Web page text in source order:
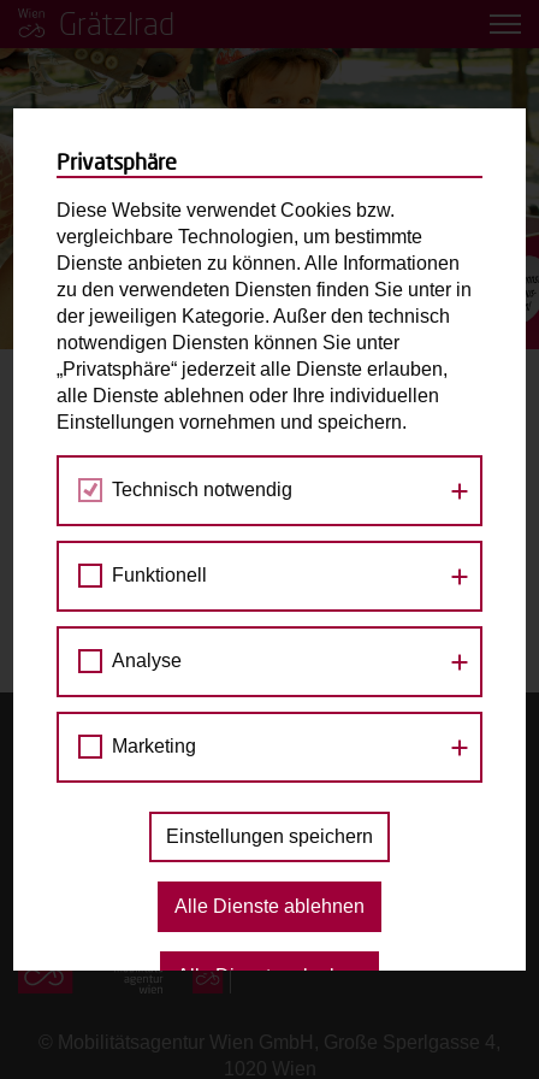
Grätzlrad
velo.wien
11.03.2024
Keine Kommentare
Keine Kommentare
Startseite
FAQ, Tipps & Regeln
AGB; Nutzungsbedingungen
Betreiber*innen-Login
© Mobilitätsagentur Wien GmbH, Große Sperlgasse 4,
1020 Wien
Privatsphäre
Diese Website verwendet Cookies bzw.
vergleichbare Technologien, um bestimmte
Dienste anbieten zu können. Alle Informationen
zu den verwendeten Diensten finden Sie unter in
der jeweiligen Kategorie. Außer den technisch
notwendigen Diensten können Sie unter
„Privatsphäre“ jederzeit alle Dienste erlauben,
alle Dienste ablehnen oder Ihre individuellen
Einstellungen vornehmen und speichern.
Technisch notwendig
Funktionell
Analyse
Marketing
Einstellungen speichern
Alle Dienste ablehnen
Alle Dienste erlauben